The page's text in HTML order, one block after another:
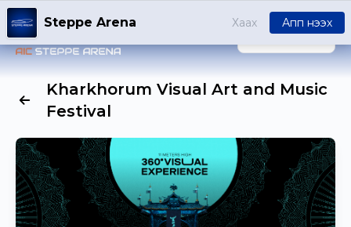
Kharkhorum Visual Art and Music
Festival
Steppe Arena Хаах Апп нээх